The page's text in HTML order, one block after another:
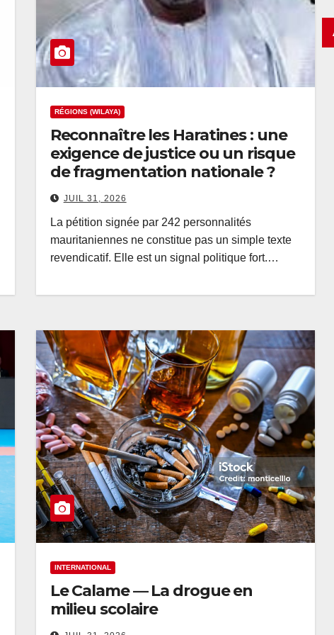
RÉGIONS (WILAYA)
Reconnaître les Haratines : une
exigence de justice ou un risque
de fragmentation nationale ?
JUIL 31, 2026
La pétition signée par 242 personnalités
mauritaniennes ne constitue pas un simple texte
revendicatif. Elle est un signal politique fort.…
INTERNATIONAL
Le Calame — La drogue en
milieu scolaire